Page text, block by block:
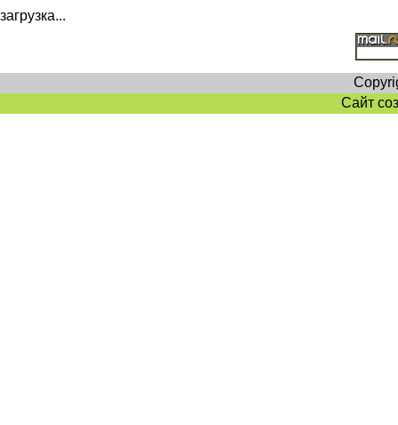
загрузка...
Сайт